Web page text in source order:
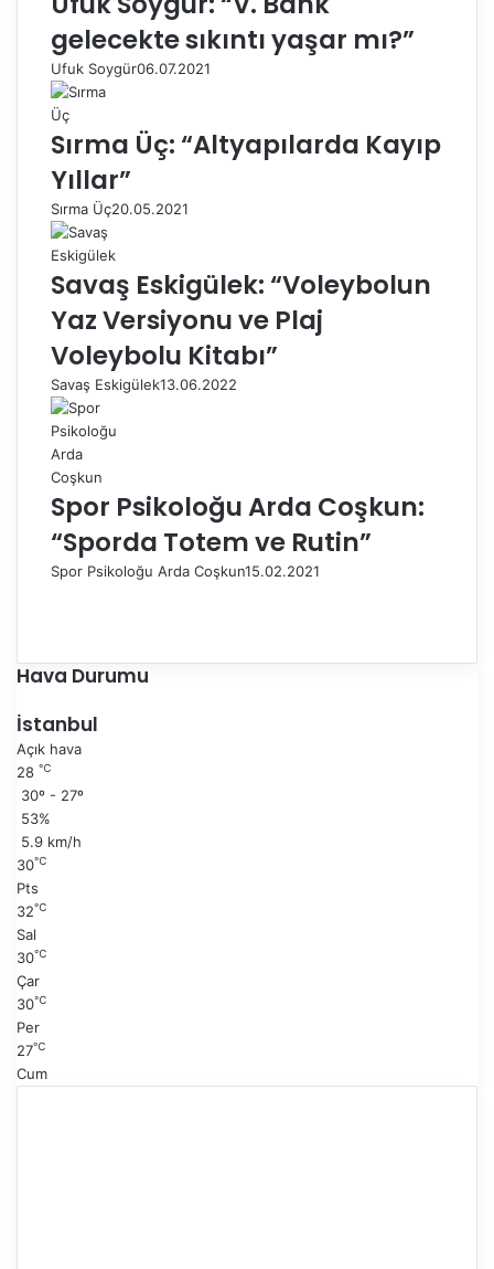
gelecekte sıkıntı yaşar mı?”
Ufuk Soygür06.07.2021
Sırma Üç: “Altyapılarda Kayıp
Yıllar”
Sırma Üç20.05.2021
Savaş Eskigülek: “Voleybolun
Yaz Versiyonu ve Plaj
Voleybolu Kitabı”
Savaş Eskigülek13.06.2022
Spor Psikoloğu Arda Coşkun:
“Sporda Totem ve Rutin”
Spor Psikoloğu Arda Coşkun15.02.2021
e
k
s
a
n
k
i
f
Hava Durumu
İstanbul
Açık hava
28 ℃
30º - 27º
53%
5.9 km/h
30℃
Pts
32℃
Sal
30℃
Çar
30℃
Per
27℃
Cum